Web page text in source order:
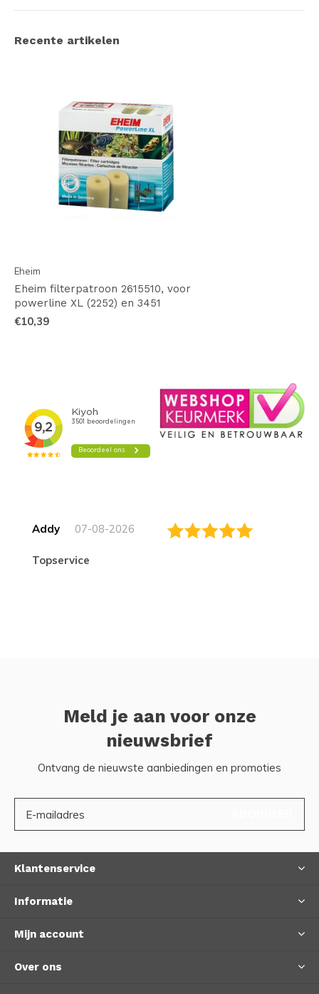
Recente artikelen
Eheim
Eheim filterpatroon 2615510, voor
powerline XL (2252) en 3451
€10,39
Addy 07-08-2026
topservice
Meld je aan voor onze
nieuwsbrief
Ontvang de nieuwste aanbiedingen en promoties
Klantenservice
Informatie
Mijn account
Over ons